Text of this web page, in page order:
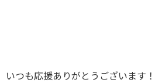
いつも応援ありがとうございます！